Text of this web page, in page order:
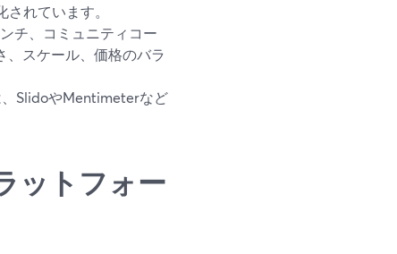
れています。
チ、コミュニティコー
スケール、価格のバラ
SlidoやMentimeterなど
ットフォー